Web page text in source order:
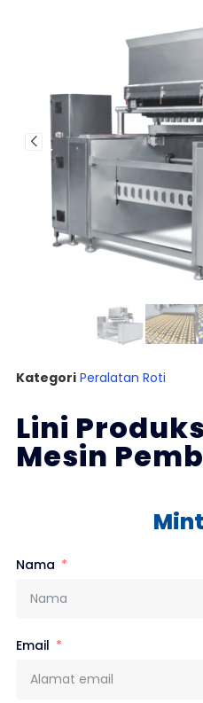
Kategori Peralatan Roti
Lini
Mesin
Nama
Email